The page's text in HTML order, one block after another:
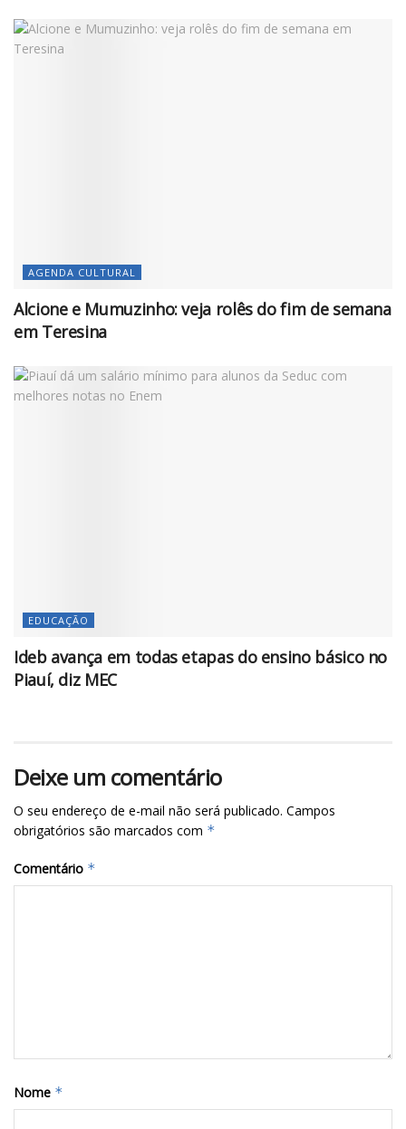
AGENDA CULTURAL
Alcione e Mumuzinho: veja rolês do fim de semana
em Teresina
EDUCAÇÃO
Ideb avança em todas etapas do ensino básico no
Piauí, diz MEC
Deixe um comentário
O seu endereço de e-mail não será publicado. Campos
obrigatórios são marcados com *
Comentário *
Nome *